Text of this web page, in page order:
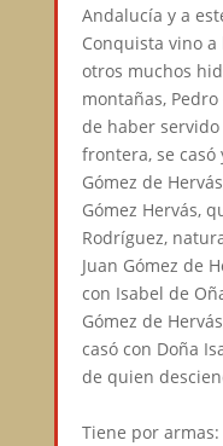
Andalucía y a
Conquista vino
otros muchos
montañas,
de haber
frontera, se casó
Gómez de
Gómez Hervás,
Rodríguez,
Juan Gómez de
con Isabel de
Gómez de
casó con Doña
de quien
Tiene por